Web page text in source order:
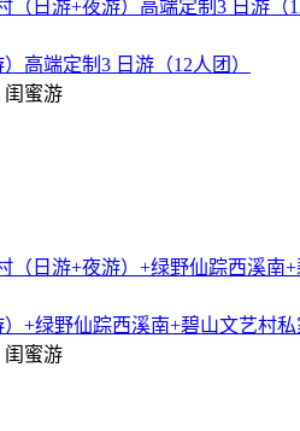
高端定制3 日游（12人团）
闺蜜游
+绿野仙踪西溪南+碧山文艺村私
闺蜜游